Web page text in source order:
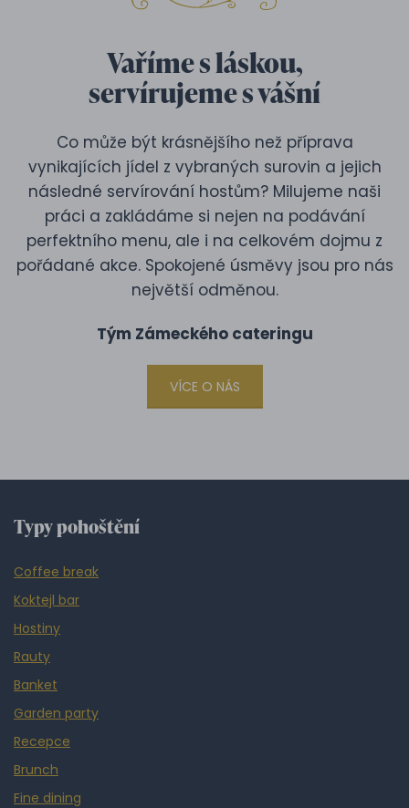
Vaříme s láskou,
servírujeme s vášní
Co může být krásnějšího než příprava
vynikajících jídel z vybraných surovin a jejich
následné servírování hostům? Milujeme naši
práci a zakládáme si nejen na podávání
perfektního menu, ale i na celkovém dojmu z
pořádané akce. Spokojené úsměvy jsou pro nás
největší odměnou.
Tým Zámeckého cateringu
VÍCE O NÁS
Typy pohoštění
Coffee break
Koktejl bar
Hostiny
Rauty
Banket
Garden party
Recepce
Brunch
Fine dining